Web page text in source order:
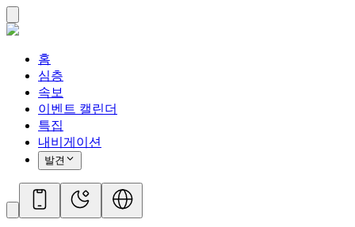
홈
심층
속보
이벤트 캘린더
특집
내비게이션
발견